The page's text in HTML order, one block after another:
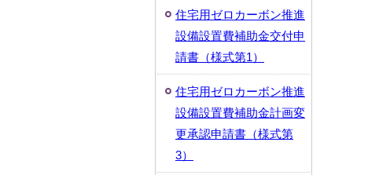
住宅用ゼロカーボン推進
設備設置費補助金交付申
請書（様式第1）
住宅用ゼロカーボン推進
設備設置費補助金計画変
更承認申請書（様式第
3）